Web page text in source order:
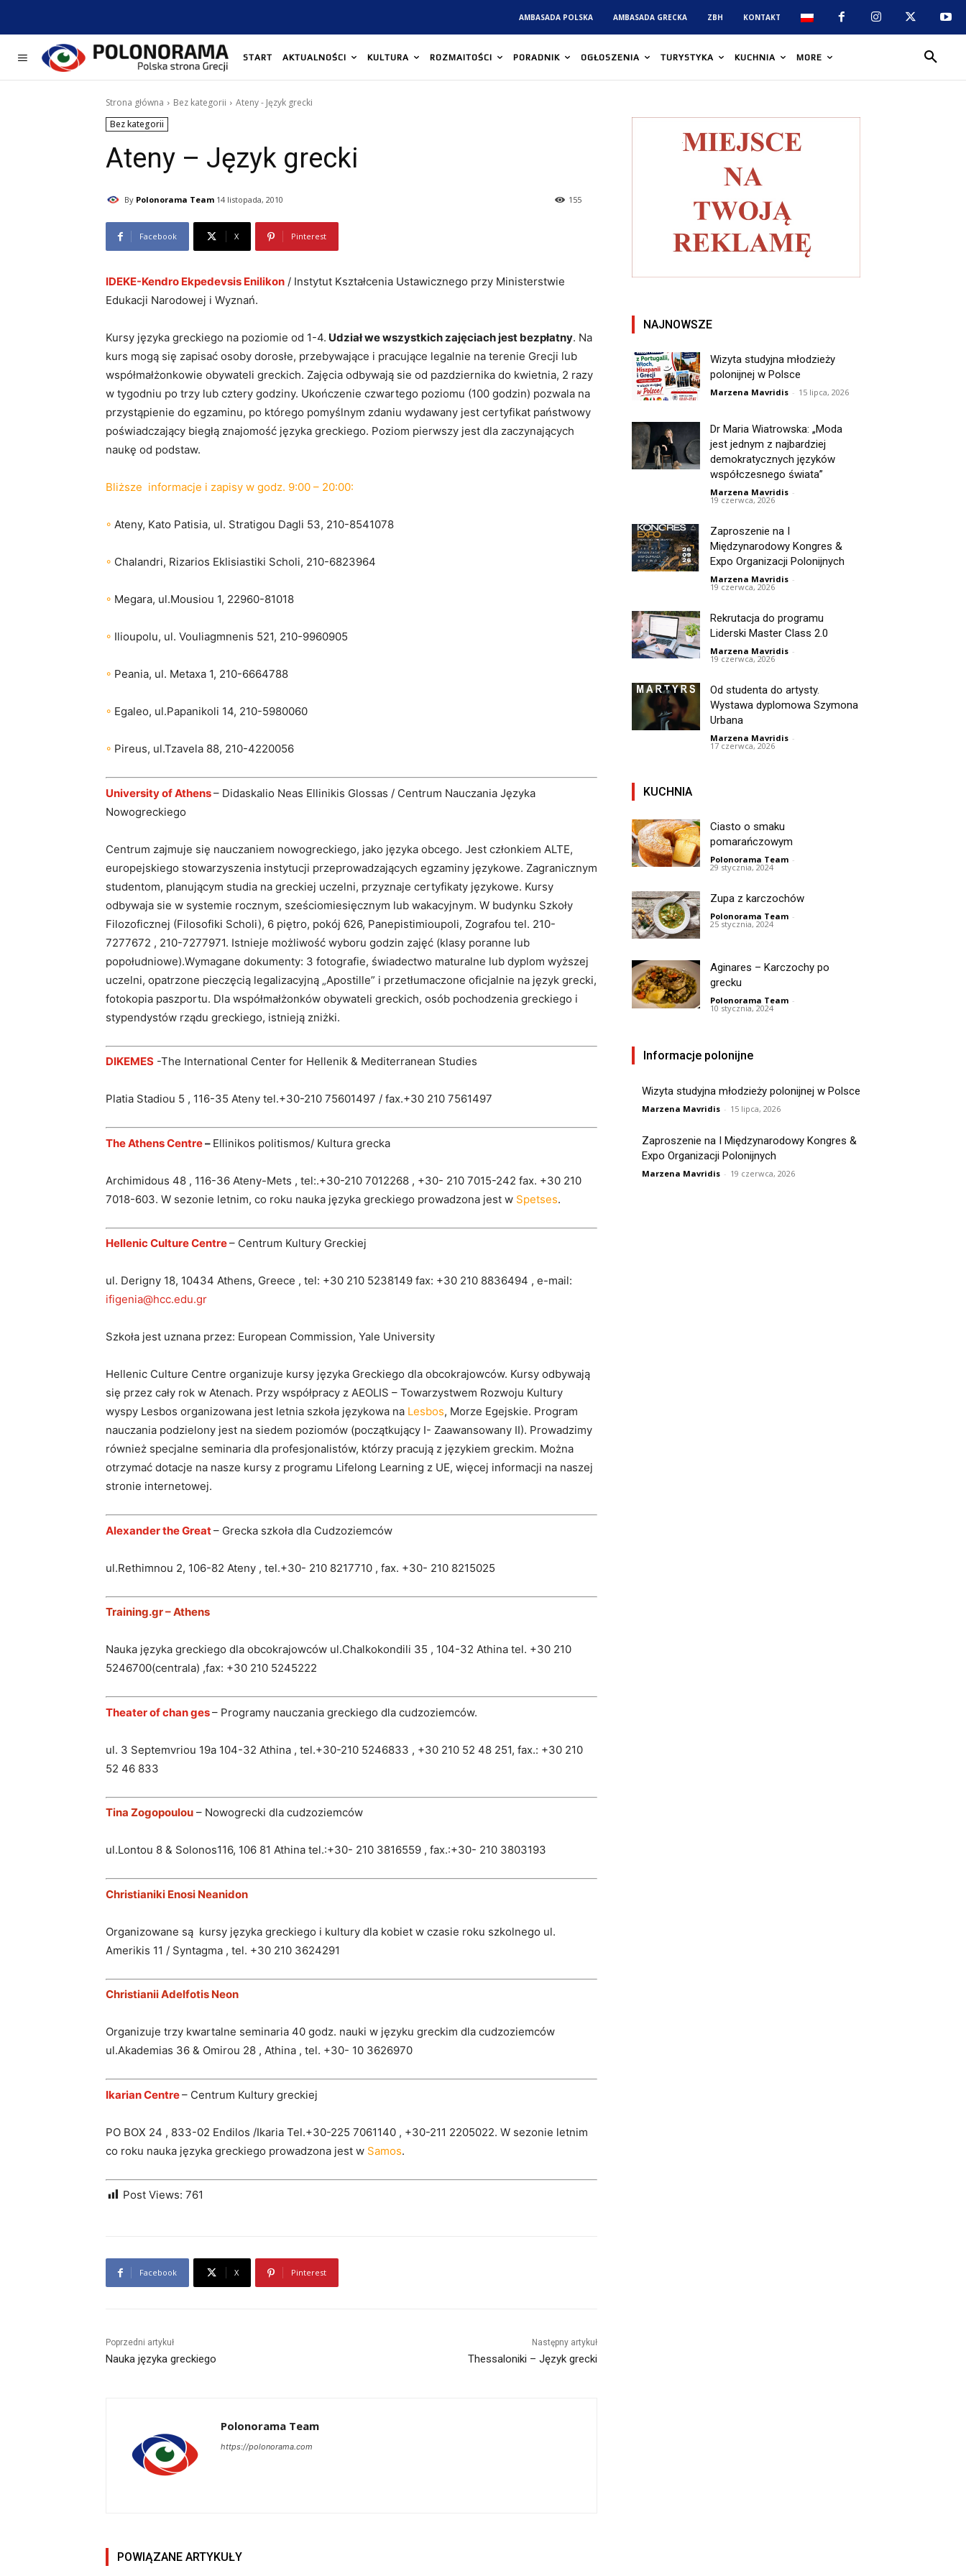
AMBASADA POLSKA AMBASADA GRECKA ZBH KONTAKT
START AKTUALNOŚCI KULTURA ROZMAITOŚCI PORADNIK OGŁOSZENIA TURYSTYKA KUCHNIA MORE
Strona główna Bez kategorii
Ateny - Język grecki
Bez kategorii
Ateny – Język grecki
By Polonorama Team 14 listopada, 2010 155
Facebook X Pinterest
IDEKE-Kendro Ekpedevsis Enilikon / Instytut Kształcenia Ustawicznego przy Ministerstwie
Edukacji Narodowej i Wyznań.
Kursy języka greckiego na poziomie od 1-4. Udział we wszystkich zajęciach jest bezpłatny. Na
kurs mogą się zapisać osoby dorosłe, przebywające i pracujące legalnie na terenie Grecji lub
współmałżonkowie obywateli greckich. Zajęcia odbywają sie od pazdziernika do kwietnia, 2 razy
w tygodniu po trzy lub cztery godziny. Ukończenie czwartego poziomu (100 godzin) pozwala na
przystąpienie do egzaminu, po którego pomyślnym zdaniu wydawany jest certyfikat państwowy
poświadczający biegłą znajomość języka greckiego. Poziom pierwszy jest dla zaczynających
naukę od podstaw.
Bliższe informacje i zapisy w godz. 9:00 – 20:00:
◦ Ateny, Kato Patisia, ul. Stratigou Dagli 53, 210-8541078
◦ Chalandri, Rizarios Eklisiastiki Scholi, 210-6823964
◦ Megara, ul.Mousiou 1, 22960-81018
◦ Ilioupolu, ul. Vouliagmnenis 521, 210-9960905
◦ Peania, ul. Metaxa 1, 210-6664788
◦ Egaleo, ul.Papanikoli 14, 210-5980060
◦ Pireus, ul.Tzavela 88, 210-4220056
University of Athens– Didaskalio Neas Ellinikis Glossas / Centrum Nauczania Języka
Nowogreckiego
Centrum zajmuje się nauczaniem nowogreckiego, jako języka obcego. Jest członkiem ALTE,
europejskiego stowarzyszenia instytucji przeprowadzających egzaminy językowe. Zagranicznym
studentom, planującym studia na greckiej uczelni, przyznaje certyfikaty językowe. Kursy
odbywaja sie w systemie rocznym, sześciomiesięcznym lub wakacyjnym. W budynku Szkoły
Filozoficznej (Filosofiki Scholi), 6 piętro, pokój 626, Panepistimioupoli, Zografou tel. 210-
7277672 , 210-7277971. Istnieje możliwość wyboru godzin zajęć (klasy poranne lub
popołudniowe).Wymagane dokumenty: 3 fotografie, świadectwo maturalne lub dyplom wyższej
uczelni, opatrzone pieczęcią legalizacyjną „Apostille” i przetłumaczone oficjalnie na język grecki,
fotokopia paszportu. Dla współmałżonków obywateli greckich, osób pochodzenia greckiego i
stypendystów rządu greckiego, istnieją zniżki.
DIKEMES -The International Center for Hellenik & Mediterranean Studies
Platia Stadiou 5 , 116-35 Ateny tel.+30-210 75601497 / fax.+30 210 7561497
The Athens Centre– Ellinikos politismos/ Kultura grecka
Archimidous 48 , 116-36 Ateny-Mets , tel:.+30-210 7012268 , +30- 210 7015-242 fax. +30 210
7018-603. W sezonie letnim, co roku nauka języka greckiego prowadzona jest w Spetses.
Hellenic Culture Centre– Centrum Kultury Greckiej
ul. Derigny 18, 10434 Athens, Greece , tel: +30 210 5238149 fax: +30 210 8836494 , e-mail:
ifigenia@hcc.edu.gr
Szkoła jest uznana przez: European Commission, Yale University
Hellenic Culture Centre organizuje kursy języka Greckiego dla obcokrajowców. Kursy odbywają
się przez cały rok w Atenach. Przy współpracy z AEOLIS – Towarzystwem Rozwoju Kultury
wyspy Lesbos organizowana jest letnia szkoła językowa na Lesbos, Morze Egejskie. Program
nauczania podzielony jest na siedem poziomów (początkujący I- Zaawansowany II). Prowadzimy
również specjalne seminaria dla profesjonalistów, którzy pracują z językiem greckim. Można
otrzymać dotacje na nasze kursy z programu Lifelong Learning z UE, więcej informacji na naszej
stronie internetowej.
Alexander the Great– Grecka szkoła dla Cudzoziemców
ul.Rethimnou 2, 106-82 Ateny , tel.+30- 210 8217710 , fax. +30- 210 8215025
Training.gr – Athens
Nauka języka greckiego dla obcokrajowców ul.Chalkokondili 35 , 104-32 Athina tel. +30 210
5246700(centrala) ,fax: +30 210 5245222
Theater of chan ges– Programy nauczania greckiego dla cudzoziemców.
ul. 3 Septemvriou 19a 104-32 Athina , tel.+30-210 5246833 , +30 210 52 48 251, fax.: +30 210
52 46 833
Tina Zogopoulou – Nowogrecki dla cudzoziemców
ul.Lontou 8 & Solonos116, 106 81 Athina tel.:+30- 210 3816559 , fax.:+30- 210 3803193
Christianiki Enosi Neanidon
Organizowane są kursy języka greckiego i kultury dla kobiet w czasie roku szkolnego ul.
Amerikis 11 / Syntagma , tel. +30 210 3624291
Christianii Adelfotis Neon
Organizuje trzy kwartalne seminaria 40 godz. nauki w języku greckim dla cudzoziemców
ul.Akademias 36 & Omirou 28 , Athina , tel. +30- 10 3626970
Ikarian Centre– Centrum Kultury greckiej
PO BOX 24 , 833-02 Endilos /Ikaria Tel.+30-225 7061140 , +30-211 2205022. W sezonie letnim
co roku nauka języka greckiego prowadzona jest w Samos.
Post Views: 761
Facebook X Pinterest
Poprzedni artykuł
Nauka języka greckiego
Następny artykuł
Thessaloniki – Język grecki
Polonorama Team
https://polonorama.com
POWIĄZANE ARTYKUŁY
NAJNOWSZE
Wizyta studyjna młodzieży
polonijnej w Polsce
Marzena Mavridis - 15 lipca, 2026
Dr Maria Wiatrowska: „Moda
jest jednym z najbardziej
demokratycznych języków
współczesnego świata”
Marzena Mavridis -
19 czerwca, 2026
Zaproszenie na I
Międzynarodowy Kongres &
Expo Organizacji Polonijnych
Marzena Mavridis -
19 czerwca, 2026
Rekrutacja do programu
Liderski Master Class 2.0
Marzena Mavridis -
19 czerwca, 2026
Od studenta do artysty.
Wystawa dyplomowa Szymona
Urbana
Marzena Mavridis -
17 czerwca, 2026
KUCHNIA
Ciasto o smaku
pomarańczowym
Polonorama Team -
29 stycznia, 2024
Zupa z karczochów
Polonorama Team -
25 stycznia, 2024
Aginares – Karczochy po
grecku
Polonorama Team -
10 stycznia, 2024
Informacje polonijne
Wizyta studyjna młodzieży polonijnej w Polsce
Marzena Mavridis - 15 lipca, 2026
Zaproszenie na I Międzynarodowy Kongres &
Expo Organizacji Polonijnych
Marzena Mavridis - 19 czerwca, 2026